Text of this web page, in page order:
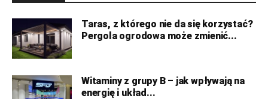
Taras, z którego nie da się korzystać?
Pergola ogrodowa może zmienić...
Witaminy z grupy B – jak wpływają na
energię i układ...